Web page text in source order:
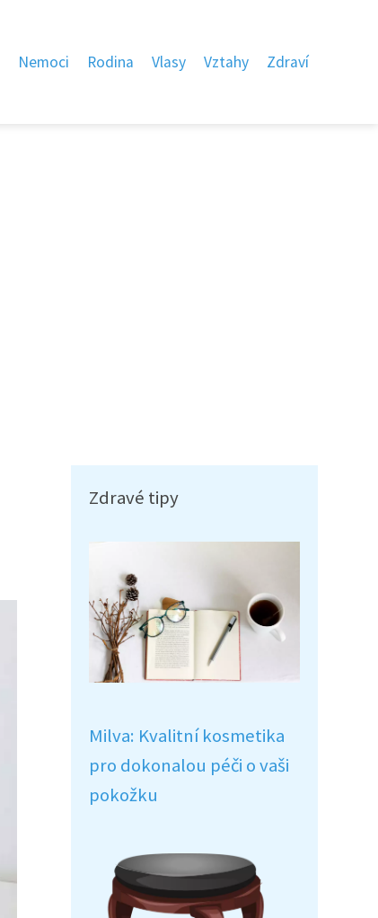
Nemoci Rodina Vlasy Vztahy Zdraví
Zdravé tipy
Milva: Kvalitní kosmetika
pro dokonalou péči o vaši
pokožku